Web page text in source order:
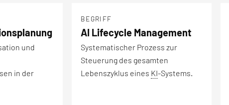
und
in der
BEGRIFF
AI Lifecycle Management
Systematischer Prozess zur
Steuerung des gesamten
Lebenszyklus eines KI-Systems.